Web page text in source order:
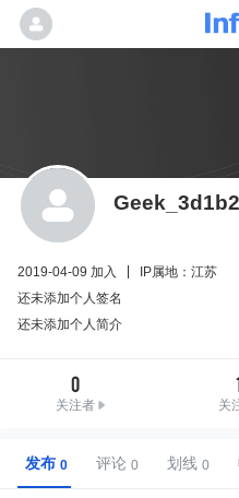
2019-04-09 加入
IP属地：江苏
还未添加个人签名
还未添加个人简介
0
关注者 关
发布 评论 划线